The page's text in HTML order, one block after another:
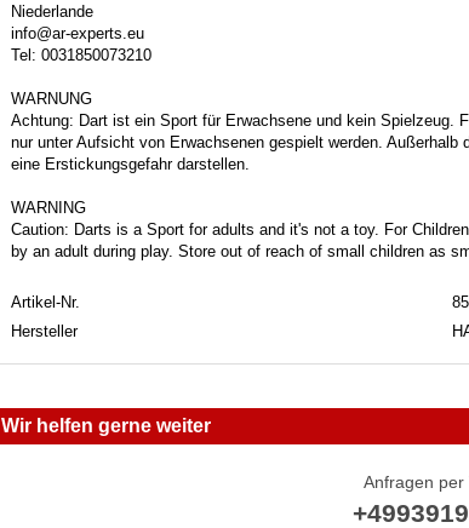
Niederlande
info@ar-experts.eu
Tel: 0031850073210
WARNUNG
Achtung: Dart ist ein Sport für Erwachsene und kein Spielzeug.
nur unter Aufsicht von Erwachsenen gespielt werden.
eine Erstickungsgefahr darstellen.
WARNING
Caution: Darts is a Sport for adults and it's not a toy. For
by an adult during play. Store out of reach of small children as
Artikel-Nr.
Hersteller
Wir helfen gerne weiter
Anfragen per